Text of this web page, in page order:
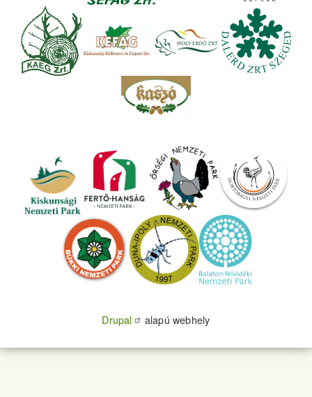
Drupal alapú webhely